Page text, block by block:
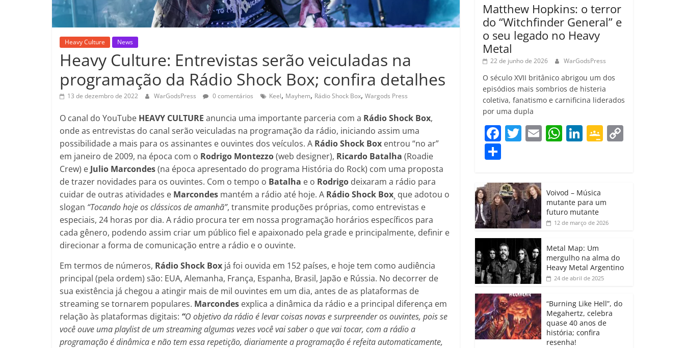
Heavy Culture News
Heavy Culture: Entrevistas serão veiculadas na
programação da Rádio Shock Box; confira detalhes
13 de dezembro de 2022 WarGodsPress 0 comentários Keel, Mayhem, Rádio Shock Box, Wargods Press
O canal do YouTube HEAVY CULTURE anuncia uma importante parceria com a Rádio Shock Box,
onde as entrevistas do canal serão veiculadas na programação da rádio, iniciando assim uma
possibilidade a mais para os assinantes e ouvintes dos veículos. A Rádio Shock Box entrou “no ar”
em janeiro de 2009, na época com o Rodrigo Montezzo(web designer), Ricardo Batalha (Roadie
Crew) e Julio Marcondes(na época apresentado do programa História do Rock) com uma proposta
de trazer novidades para os ouvintes. Com o tempo o Batalha e o Rodrigo deixaram a rádio para
cuidar de outras atividades e Marcondes mantém a rádio até hoje. A Rádio Shock Box ¸ que adotou o
slogan “Tocando hoje os clássicos de amanhã”, transmite produções próprias, como entrevistas e
especiais, 24 horas por dia. A rádio procura ter em nossa programação horários específicos para
cada gênero, podendo assim criar um público fiel e apaixonado pela grade e principalmente, definir e
direcionar a forma de comunicação entre a rádio e o ouvinte.
Em termos de números, Rádio Shock Box já foi ouvida em 152 países, e hoje tem como audiência
principal (pela ordem) são: EUA, Alemanha, França, Espanha, Brasil, Japão e Rússia. No decorrer de
sua existência já chegou a atingir mais de mil ouvintes em um dia, antes de as plataformas de
streaming se tornarem populares. Marcondes explica a dinâmica da rádio e a principal diferença em
relação às plataformas digitais: “O objetivo da rádio é levar coisas novas e surpreender os ouvintes, pois se
você ouve uma playlist de um streaming algumas vezes você vai saber o que vai tocar, com a rádio a
programação é dinâmica e não tem essa repetição, diariamente a programação é refeita automaticamente,
Matthew Hopkins: o terror
do “Witchfinder General” e
o seu legado no Heavy
Metal
22 de junho de 2026 WarGodsPress
O século XVII britânico abrigou um dos
episódios mais sombrios de histeria
coletiva, fanatismo e carnificina liderados
por uma dupla
F
e
b
o
o
k
T
er
E W
A
p
p
Li
dI
n
G
e
a
ro
o
m
m
p
ar
til
h
ar
Voivod – Música
mutante para um
futuro mutante
12 de março de 2026
Metal Map: Um
mergulho na alma do
Heavy Metal Argentino
24 de abril de 2025
“Burning Like Hell”, do
Megahertz, celebra
quase 40 anos de
história; confira
resenha!